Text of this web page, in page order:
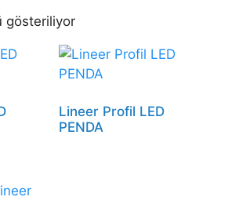
gösteriliyor
Lineer Profil LED
PENDA